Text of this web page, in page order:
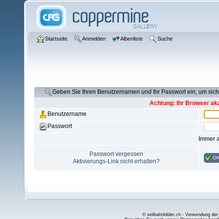
Startseite Anmelden Albenliste Suche
Geben Sie Ihren Benutzernamen und Ihr Passwort ein, um
Achtung: Ihr Browser
Benutzername
Passwort
Immer
Passwort vergessen
Aktivierungs-Link nicht erhalten?
© seilbahnbilder.ch - Verwendung